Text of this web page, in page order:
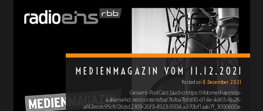
MEDIENMAGAZIN VOM 11.12.2021
Posted on 11. Dezember 2021
Gesamt-PodCast: [audio:https://rbbmediapmdp-
a.akamaihd.net/content/ba/7b/ba7bfd90-d14e-4d65-8b28-
af42ecdc95c8/26dd2309-26f3-4923-9334-a370bf1aab7f_3090600a-